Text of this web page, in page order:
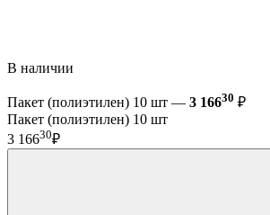
В наличии
Пакет (полиэтилен) 10 шт — 3 16630 ₽
Пакет (полиэтилен) 10 шт
3 16630₽